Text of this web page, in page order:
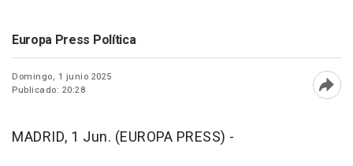
Europa Press Política
Domingo, 1 junio 2025
Publicado: 20:28
MADRID, 1 Jun. (EUROPA PRESS) -